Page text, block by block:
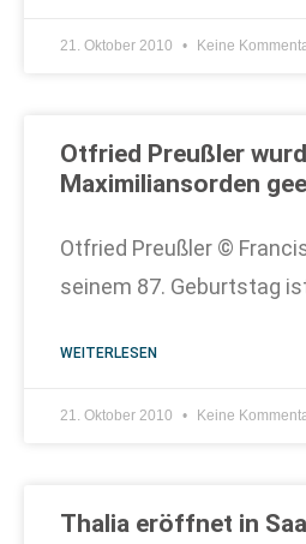
21. Oktober 2010 Keine
Otfried Preußler
Maximiliansorden
Otfried Preußler ©
seinem 87. Geburtstag
WEITERLESEN
21. Oktober 2010 Keine
Thalia eröffnet in